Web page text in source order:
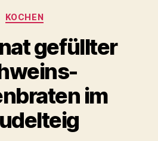
Kategorien
KOCHEN
gefüllter
im